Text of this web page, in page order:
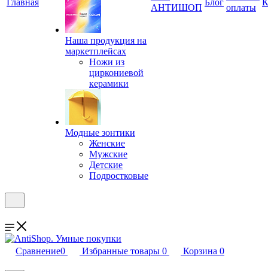
Главная
Наша продукция на
маркетплейсах
Ножи из
циркониевой
керамики
Модные зонтики
Женские
Мужские
Детские
Подростковые
АНТИШОП
Блог
оплаты
Сравнение0 Избранные товары 0 Корзина 0